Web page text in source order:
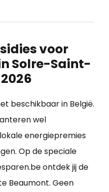
voor
Solre-Saint-
beschikbaar in België.
wel
energiepremies
Op de speciale
ontdek jij de
Beaumont. Geen